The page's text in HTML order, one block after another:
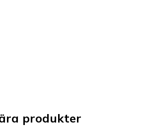
produkter